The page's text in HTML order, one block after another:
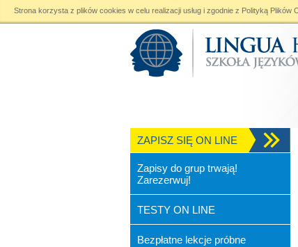
ZAPISZ SIĘ ON LINE
Zapisy do grup trwają!
Zarezerwuj!
TESTY ON LINE
Bezpłatne lekcje próbne
Strona korzysta z plików cookies w celu realizacji usług i zgodnie z Polityką Plików